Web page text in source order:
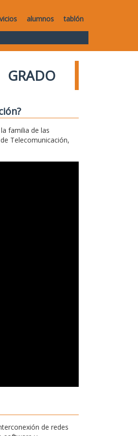
alumnos tablón
GRADO
familia de las
Telecomunicación,
de redes